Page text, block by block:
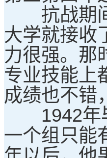
抗战期间
大学就接收
力很强。那
专业技能上
成绩也不错
1942年毕
一个组只能